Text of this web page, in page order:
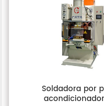
Soldadora por